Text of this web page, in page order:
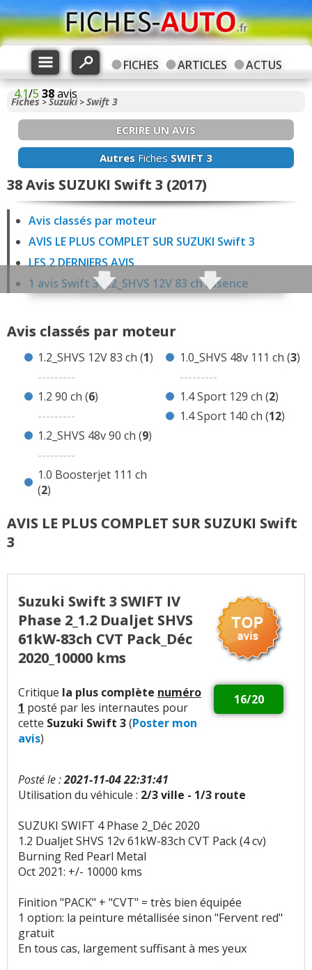
FICHES ARTICLES
ACTUS
4.1/5 38avis
Fiches >Suzuki>Swift 3
ECRIRE UN AVIS
Autres Fiches SWIFT 3
38 Avis SUZUKI Swift 3 (2017)
Avis classés par moteur
AVIS LE PLUS COMPLET SUR SUZUKI Swift 3
LES 2 DERNIERS AVIS
1 avis Swift 3 1.2_SHVS 12V 83 ch Essence
9 avis Swift 3 1.2_SHVS 48v 90 ch Essence
3 avis Swift 3 1.0_SHVS 48v 111 ch Essence
12 avis Swift 3 1.4 Sport 140 ch Essence
Avis de concurrentes ?
Avis classés par moteur
1.2_SHVS 12V 83 ch (1)
---------
1.2 90 ch (6)
---------
1.2_SHVS 48v 90 ch (9)
---------
1.0 Boosterjet 111 ch
(2)
1.0_SHVS 48v 111 ch (3)
---------
1.4 Sport 129 ch (2)
1.4 Sport 140 ch (12)
AVIS LE PLUS COMPLET SUR SUZUKI Swift
3
Suzuki Swift 3 SWIFT IV
Phase 2_1.2 Dualjet SHVS
61kW-83ch CVT Pack_Déc
2020_10000 kms
16/20
Critique la plus complète numéro
1 posté par les internautes pour
cette Suzuki Swift 3(Poster mon
avis)
Posté le :2021-11-04 22:31:41
Utilisation du véhicule : 2/3 ville - 1/3 route
SUZUKI SWIFT 4 Phase 2_Déc 2020
1.2 Dualjet SHVS 12v 61kW-83ch CVT Pack (4 cv)
Burning Red Pearl Metal
Oct 2021: +/- 10000 kms
Finition "PACK" + "CVT" = très bien équipée
1 option: la peinture métallisée sinon "Fervent red"
gratuit
En tous cas, largement suffisant à mes yeux